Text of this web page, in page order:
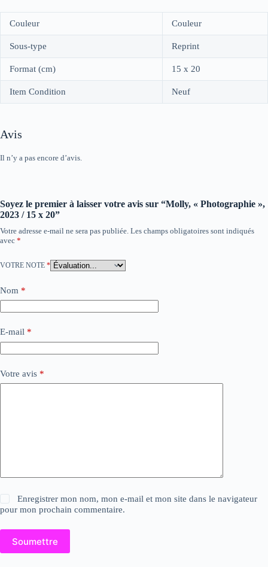
Couleur Couleur
Sous-type Reprint
Format (cm) 15 x 20
Item Condition Neuf
Avis
Il n’y a pas encore d’avis.
Soyez le premier à laisser votre avis sur “Molly, « Photographie »,
2023 / 15 x 20”
Votre adresse e-mail ne sera pas publiée. Les champs obligatoires sont indiqués
avec *
VOTRE NOTE *
Nom *
E-mail *
Votre avis *
Enregistrer mon nom, mon e-mail et mon site dans le navigateur
pour mon prochain commentaire.
Soumettre